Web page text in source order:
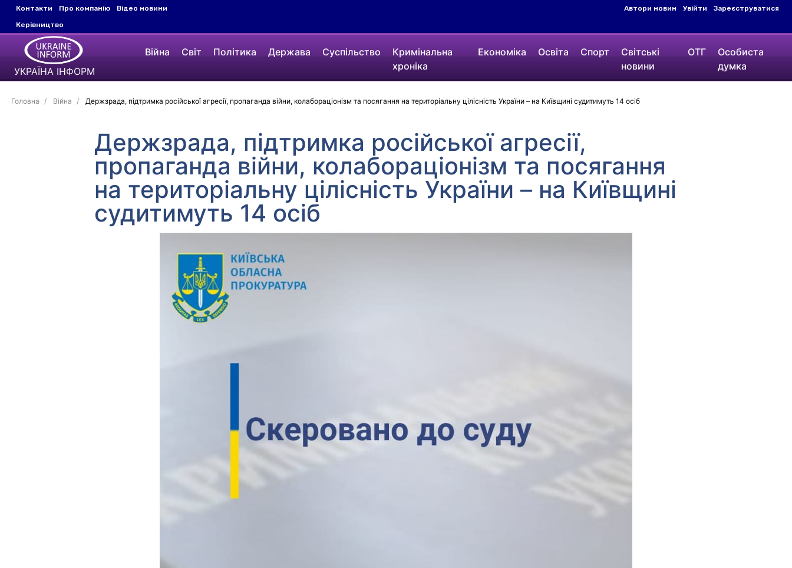
Контакти Про компанію
Відео новини
Керівництво
Автори новин Увійти Зареєструватися
УКРАЇНА ІНФОРМ
Війна Світ Політика Держава Суспільство
Кримінальна
хроніка
Економіка Освіта Спорт
Світські
новини
ОТГ
Особиста
думка
Головна Війна Держзрада, підтримка російської агресії, пропаганда війни, колабораціонізм та посягання на територіальну цілісність України – на Київщині судитимуть 14 осіб
Держзрада, підтримка російської агресії,
пропаганда війни, колабораціонізм та посягання
на територіальну цілісність України – на Київщині
судитимуть 14 осіб